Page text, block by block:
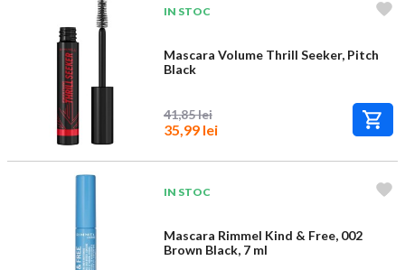
IN STOC
Mascara Volume Thrill Seeker, Pitch
Black
41,85 lei
35,99 lei
IN STOC
Mascara Rimmel Kind & Free, 002
Brown Black, 7 ml